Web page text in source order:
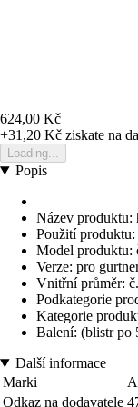
624,00 Kč
+31,20 Kč ziskate na
Loading...
Popis
Název produktu:
Použití produktu:
Model produktu:
Verze: pro
Vnitřní průměr:
Podkategorie
Kategorie
Balení: (blistr po
Další informace
Marki
Odkaz na dodavatele